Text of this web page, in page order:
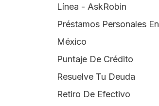
Línea - AskRobin
Préstamos Personales En
México
Puntaje De Crédito
Resuelve Tu Deuda
Retiro De Efectivo